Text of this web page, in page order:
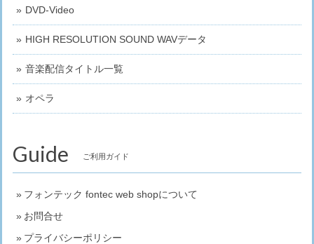
DVD-Video
HIGH RESOLUTION SOUND WAVデータ
音楽配信タイトル一覧
オペラ
Guide ご利用ガイド
フォンテック fontec web shopについて
お問合せ
プライバシーポリシー